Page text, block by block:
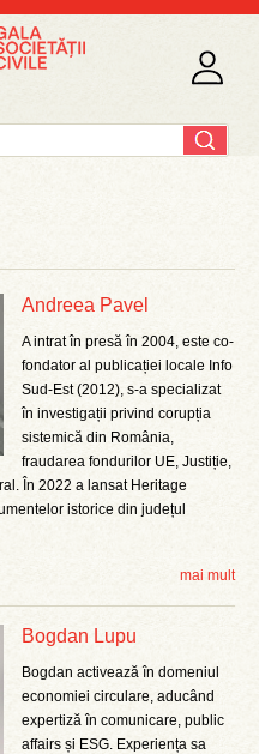
Andreea Pavel
A intrat în presă în 2004, este co-
fondator al publicației locale Info
Sud-Est (2012), s-a specializat
în investigații privind corupția
sistemică din România,
fraudarea fondurilor UE, Justiție,
În 2022 a lansat Heritage
istorice din județul
mai mult
Bogdan Lupu
Bogdan activează în domeniul
economiei circulare, aducând
expertiză în comunicare, public
affairs și ESG. Experiența sa